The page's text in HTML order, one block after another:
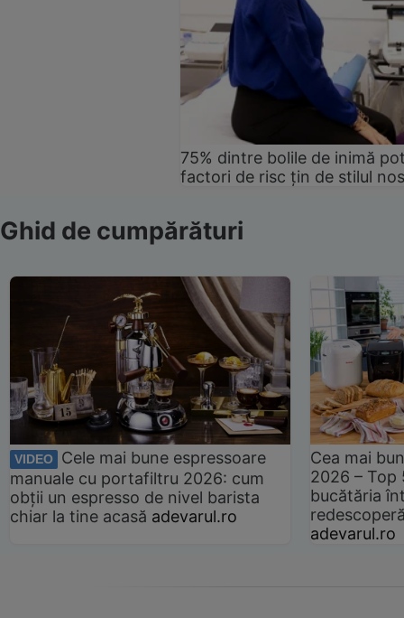
75% dintre bolile de inimă
factori de risc țin de stilul
Ghid de cumpărături
VIDEO
Cele mai bune espressoare
manuale cu portafiltru 2026: cum
obții un espresso de nivel barista
chiar la tine acasă adevarul.ro
Cea mai
2026 –
bucătăria
adevarul.ro